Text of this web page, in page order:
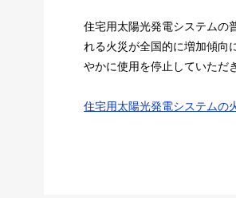
住宅用太陽光発電システムの
れる火災が全国的に増加傾向
やかに使用を停止していただ
住宅用太陽光発電システムの